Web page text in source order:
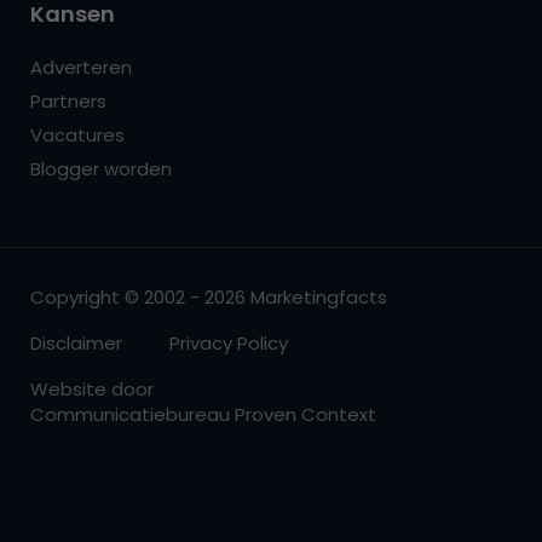
Kansen
Adverteren
Partners
Vacatures
Blogger worden
Copyright © 2002 - 2026 Marketingfacts
Disclaimer
Privacy Policy
Website door
Communicatiebureau Proven Context